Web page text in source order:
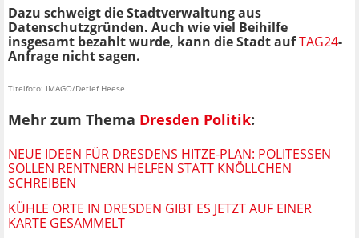
Dazu schweigt die Stadtverwaltung aus
Datenschutzgründen. Auch wie viel Beihilfe
insgesamt bezahlt wurde, kann die Stadt aufTAG24-
Anfrage nicht sagen.
Titelfoto: IMAGO/Detlef Heese
Mehr zum Thema Dresden Politik:
NEUE IDEEN FÜR DRESDENS HITZE-PLAN: POLITESSEN
SOLLEN RENTNERN HELFEN STATT KNÖLLCHEN
SCHREIBEN
KÜHLE ORTE IN DRESDEN GIBT ES JETZT AUF EINER
KARTE GESAMMELT